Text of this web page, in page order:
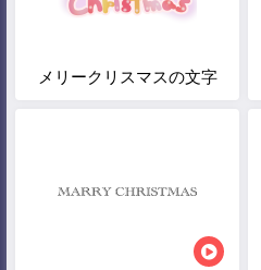
メリークリスマスの文字